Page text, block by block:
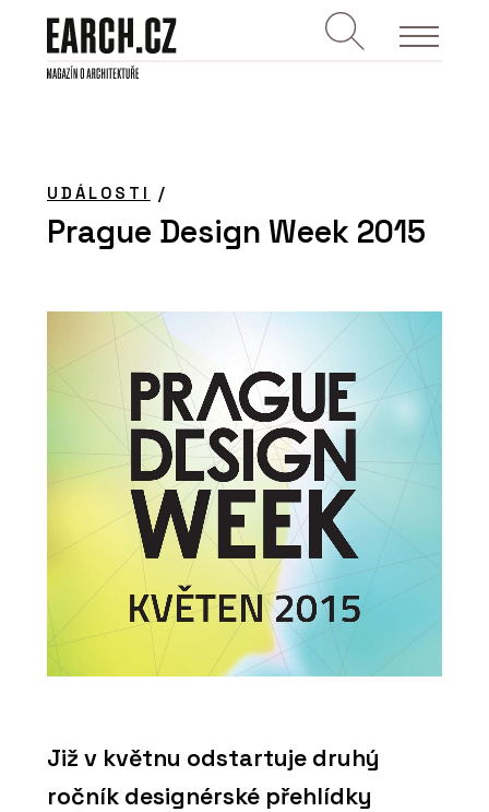
UDÁLOSTI /
Prague Design Week 2015
Již v květnu odstartuje druhý
ročník designérské přehlídky